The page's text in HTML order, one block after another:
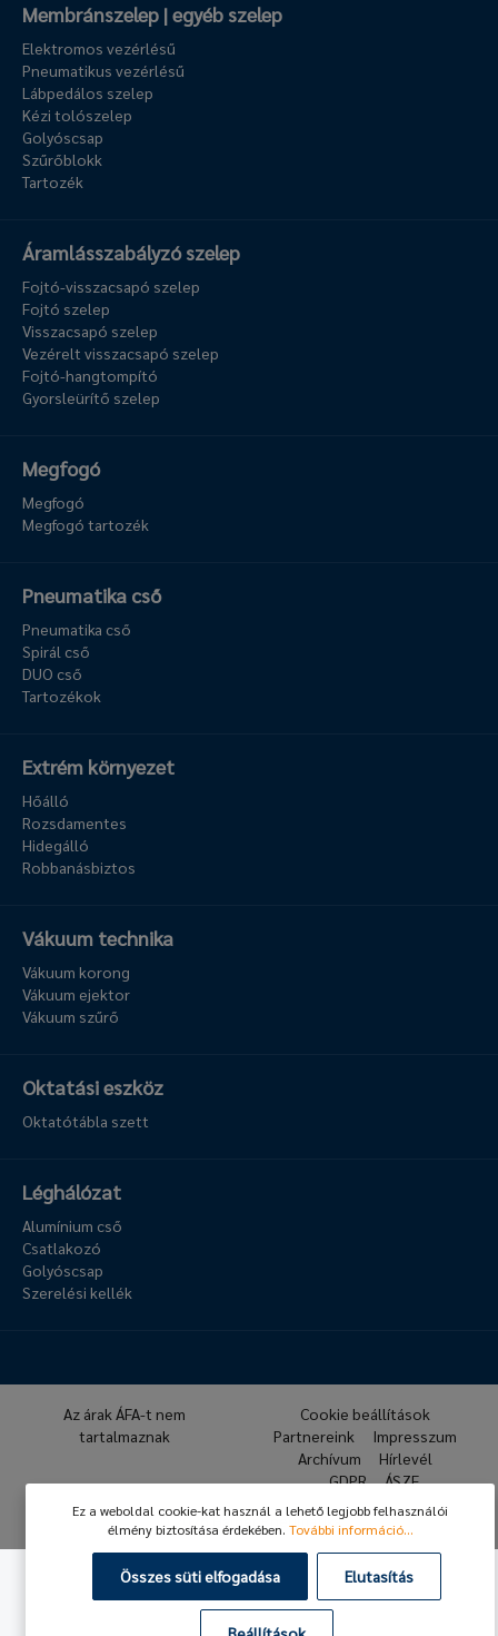
Membránszelep | egyéb szelep
Elektromos vezérlésű
Pneumatikus vezérlésű
Lábpedálos szelep
Kézi tolószelep
Golyóscsap
Szűrőblokk
Tartozék
Áramlásszabályzó szelep
Fojtó-visszacsapó szelep
Fojtó szelep
Visszacsapó szelep
Vezérelt visszacsapó szelep
Fojtó-hangtompító
Gyorsleürítő szelep
Megfogó
Megfogó
Megfogó tartozék
Pneumatika cső
Pneumatika cső
Spirál cső
DUO cső
Tartozékok
Extrém környezet
Hőálló
Rozsdamentes
Hidegálló
Robbanásbiztos
Vákuum technika
Vákuum korong
Vákuum ejektor
Vákuum szűrő
Oktatási eszköz
Oktatótábla szett
Léghálózat
Alumínium cső
Csatlakozó
Golyóscsap
Szerelési kellék
© 2026 Hafner Pneumatika
Az árak ÁFA-t nem
tartalmaznak
Cookie beállítások
Partnereink
Impresszum
Archívum
Hírlevél
GDPR
ÁSZF
Ez a weboldal cookie-kat használ a lehető legjobb felhasználói
élmény biztosítása érdekében. További információ...
Összes süti elfogadása Elutasítás